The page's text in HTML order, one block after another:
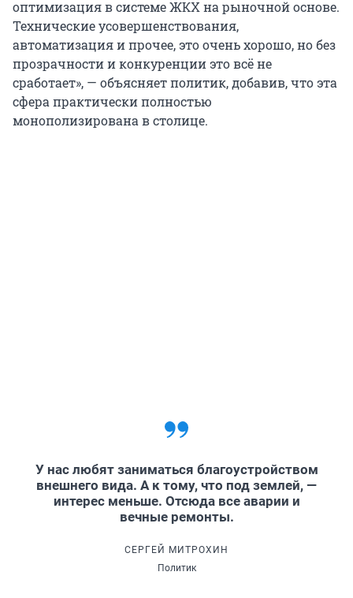
оптимизация в системе ЖКХ на рыночной основе.
Технические усовершенствования,
автоматизация и прочее, это очень хорошо, но без
прозрачности и конкуренции это всё не
сработает», — объясняет политик, добавив, что эта
сфера практически полностью
монополизирована в столице.
У нас любят заниматься благоустройством
внешнего вида. А к тому, что под землей, —
интерес меньше. Отсюда все аварии и
вечные ремонты.
СЕРГЕЙ МИТРОХИН
Политик